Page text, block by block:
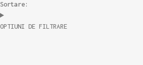
Sortare:
OPTIUNI DE FILTRARE